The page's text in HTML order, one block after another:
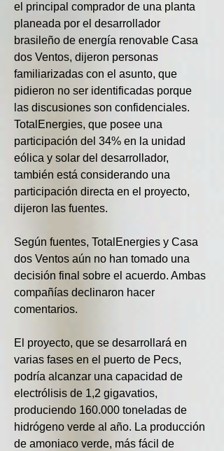
el principal comprador de una planta
planeada por el desarrollador
brasileño de energía renovable Casa
dos Ventos, dijeron personas
familiarizadas con el asunto, que
pidieron no ser identificadas porque
las discusiones son confidenciales.
TotalEnergies, que posee una
participación del 34% en la unidad
eólica y solar del desarrollador,
también está considerando una
participación directa en el proyecto,
dijeron las fuentes.
Según fuentes, TotalEnergies y Casa
dos Ventos aún no han tomado una
decisión final sobre el acuerdo. Ambas
compañías declinaron hacer
comentarios.
El proyecto, que se desarrollará en
varias fases en el puerto de Pecs,
podría alcanzar una capacidad de
electrólisis de 1,2 gigavatios,
produciendo 160.000 toneladas de
hidrógeno verde al año. La producción
de amoniaco verde, más fácil de